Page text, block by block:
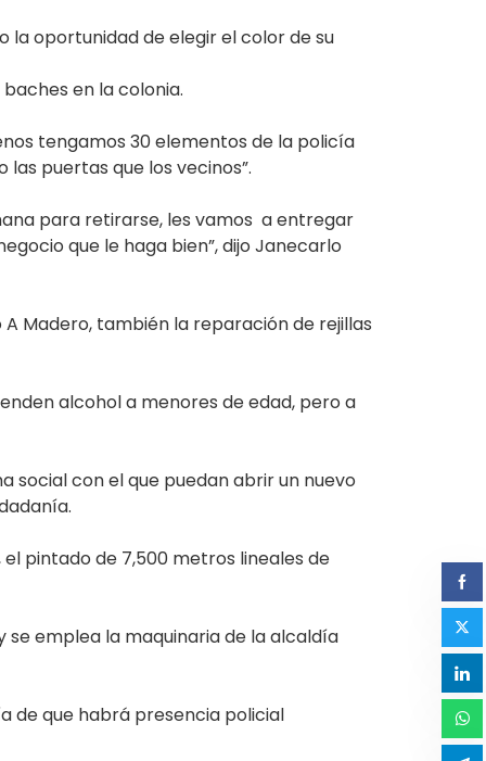
la oportunidad de elegir el color de su
en la colonia.
tengamos 30 elementos de la policía
puertas que los vecinos”.
para retirarse, les vamos a entregar
que le haga bien”, dijo Janecarlo
Madero, también la reparación de rejillas
alcohol a menores de edad, pero a
social con el que puedan abrir un nuevo
pintado de 7,500 metros lineales de
emplea la maquinaria de la alcaldía
de que habrá presencia policial